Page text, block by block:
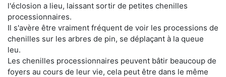
l'éclosion a lieu, laissant sortir de petites chenilles
processionnaires.
Il s'avère être vraiment fréquent de voir les processions de
chenilles sur les arbres de pin, se déplaçant à la queue
leu.
Les chenilles processionnaires peuvent bâtir beaucoup de
foyers au cours de leur vie, cela peut être dans le même